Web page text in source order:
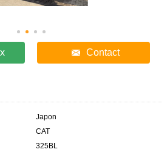
Contact
Japon
CAT
325BL